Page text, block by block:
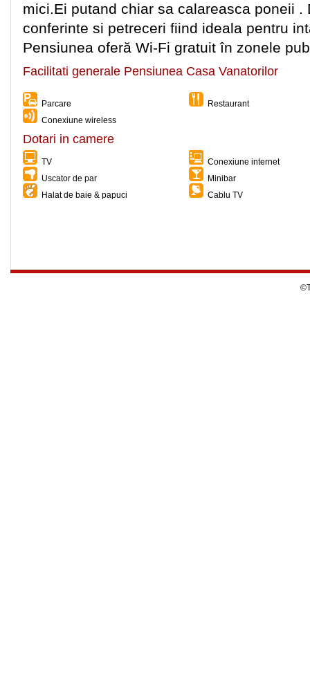
mici.Ei putand chiar sa calareasca poneii .
conferinte si petreceri fiind ideala pentru
Pensiunea oferă Wi-Fi gratuit în zonele
Facilitati generale Pensiunea Casa Vanatorilor
Parcare
Restaurant
Conexiune wireless
Dotari in camere
TV
Conexiune internet
Uscator de par
Minibar
Halat de baie & papuci
Cablu TV